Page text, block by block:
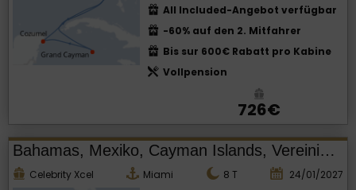
All Included-Angebot verfügbar
-60% auf den 2. Mitfahrer
Bis sur 600€ Rabatt pro Kabine
Vollpension
726€
Bahamas, Mexiko, Cayman Islands, Vereinigte Staaten von Amerika
Celebrity Xcel Miami 8 T
24/01/2027